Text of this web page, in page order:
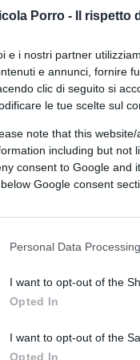
Porro - Il rispetto
e i nostri partner
e annunci, fornire
clic di seguito si
le tue scelte sul
note that this
including but not
consent to Google and
Google consent
Personal Data
I want to opt-out of the
Opted In
I want to opt-out of the
Opted In
di Daniele
2 Agosto
fallimenti